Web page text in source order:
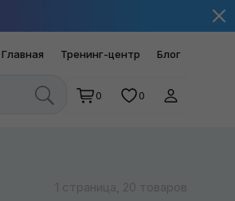
Главная Тренинг-центр Блог
0 0
1 страница, 20 товаров